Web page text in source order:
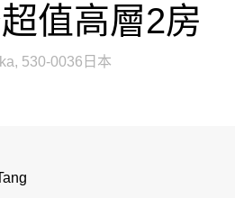
值高層2房
530-0036日本